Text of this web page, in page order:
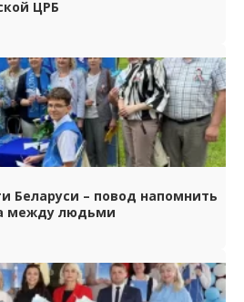
ЦРБ
Беларуси – повод напомнить
между людьми